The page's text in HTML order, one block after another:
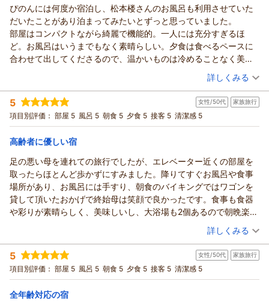
ご愛顧のほどお願い申し上げます。
口コミでの高評価誠にありがとうございました。
ホテル松本楼
須長 政幸
（返信日：2026/06/21）
取り揃えた朝食バイキングはお気に入り頂き
「朝食はベストでした。 総評として満足でした。」
とのお言葉、とても嬉しく存じます。
季節で料理は変わりますので、時期を変え
又お出掛け頂ければと思います。
ホテル松本楼
須長 政幸
（返信日：2026/06/17）
ありがとうございました。
【ホテル松本楼】やさしさとふれあいの温泉宿からの返信
松ちゃん 様
先日は伊香保温泉のホテル松本楼に
初めてご宿泊頂きまして
誠にありがとうございました。
送りを行っておりますが、お喜び頂け
何よりでございます。
料理長が厳選した四季折々の旬の食材を用いた
地産地消のお料理や地元野菜をふんだんに使った
朝食バイキングをお気に入り頂き「なんといっても
料理ですが、美味しく頂けました。 朝食のバイキングも、
たくさんの料理があり、とても美味しかったです。」
とのお言葉、とても嬉しく存じます。
黄金・白銀の温泉もお楽しみ下さり「お風呂もとても広く、
温泉も良かったです。」とのコメント、有り難いです。
「是非、また宿泊したい旅館でした。 今度は姉妹宿の
とても楽しい旅行でした。」との事、ありがとうございます。
次回も松ちゃん様により一層お喜び頂ける様
日々研鑽し取り組んで参ります。
口コミでの高評価誠にありがとうございました。
ぴのんには何度か宿泊し、松本楼さんのお風呂も利用させていた
だいたことがあり泊まってみたいとずっと思っていました。
部屋はコンパクトながら綺麗で機能的。一人には充分すぎるほ
ど。お風呂はいうまでもなく素晴らしい。夕食は食べるペースに
合わせて出してくださるので、温かいものは冷めることなく美味
（投稿日：2026/05/26）
宿泊時期： 2026年05月宿泊 (一人旅)
投稿者： uriさん(女性/50代)
宿泊プラン： 【じゃらんのお得な10日間】■スタンダード会席■群馬の食材
盛りだくさん♪『地産地消の旬の恵み』
ダブル 朝・夕
宿泊価格帯： 26,001～27,000円(大人一人あたり/税込)
【ホテル松本楼】やさしさとふれあいの温泉宿からの返信
uri 様
姉妹館のぴのんにご宿泊頂き、今回は松本楼を
ご利用頂きまして誠にありがとうございました
洋タイプのダブルルームや黄金・白銀の温泉を
お褒め頂き「部屋はコンパクトながら綺麗で機能的。
一人には充分すぎるほど。お風呂は
いうまでもなく素晴らしい。」とのコメント、有り難いです。
お客様の召し上がるタイミングで作り立てをお出しする
地産地消のダイニング食もお気に入り頂き
「夕食は食べるペースに合わせて出してくださるので、
詳しくみる
5 女性/50代 家族旅行
項目別評価： 部屋 5 風呂 5 朝食 5 夕食 5 接客 5 清潔感 5
高齢者に優しい宿
足の悪い母を連れての旅行でしたが、エレベーター近くの部屋を
取ったらほとんど歩かずにすみました。降りてすぐお風呂や食事
場所があり、お風呂には手すり、朝食のバイキングではワゴンを
貸して頂いたおかげで終始母は笑顔で良かったです。食事も食器
や彩りが素晴らしく、美味しいし、大浴場も2個あるので朝晩楽し
めます。帰る際には母の日のカーネーションまで頂き大満足でし
（投稿日：2026/05/17）
宿泊時期： 2026年05月宿泊 (家族旅行)
投稿者： ヒロコさん
宿泊プラン： ■グレードアップ会席■お肉好きにはたまらない♪ メイン料理
が群馬の銘牛“上州牛”を堪能！！
ツイン 朝・夕
宿泊価格帯： 30,001円以上(大人一人あたり/税込)
詳しくみる
5 女性/50代 家族旅行
項目別評価： 部屋 5 風呂 5 朝食 5 夕食 5 接客 5 清潔感 5
全年齢対応の宿